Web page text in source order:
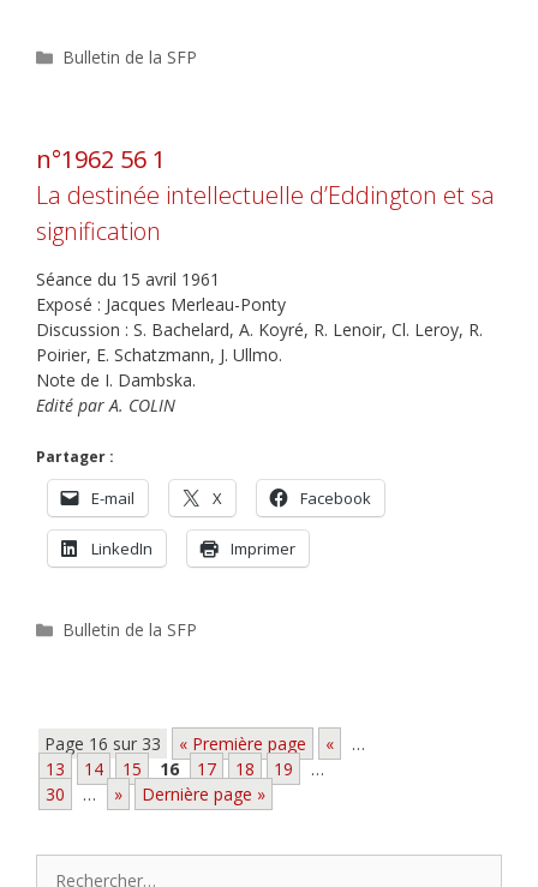
Catégories
Bulletin de la SFP
n°1962 56 1
La destinée intellectuelle d’Eddington et sa
signification
Séance du 15 avril 1961
Exposé : Jacques Merleau-Ponty
Discussion : S. Bachelard, A. Koyré, R. Lenoir, Cl. Leroy, R.
Poirier, E. Schatzmann, J. Ullmo.
Note de I. Dambska.
Edité par A. COLIN
Partager :
E-mail X Facebook
LinkedIn Imprimer
Catégories
Bulletin de la SFP
Page 16 sur 33 « Première page «
…
13
14 15 16 17 18 19
…
30
… » Dernière page »